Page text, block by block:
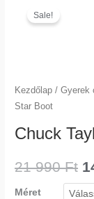
Sale!
Kezdőlap /Gyerek
Star Boot
Chuck
21 990Ft
Méret
Taylor
mennyiség